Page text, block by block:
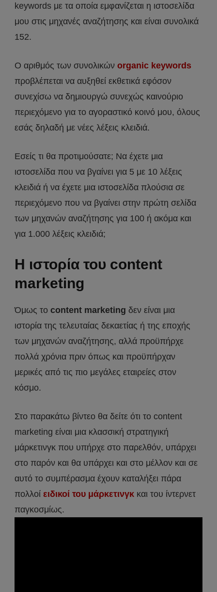
keywords με τα οποία εμφανίζεται η ιστοσελίδα
μου στις μηχανές αναζήτησης και είναι συνολικά
152.
Ο αριθμός των συνολικών organic keywords
προβλέπεται να αυξηθεί εκθετικά εφόσον
συνεχίσω να δημιουργώ συνεχώς καινούριο
περιεχόμενο για το αγοραστικό κοινό μου, όλους
εσάς δηλαδή με νέες λέξεις κλειδιά.
Εσείς τι θα προτιμούσατε; Να έχετε μια
ιστοσελίδα που να βγαίνει για 5 με 10 λέξεις
κλειδιά ή να έχετε μια ιστοσελίδα πλούσια σε
περιεχόμενο που να βγαίνει στην πρώτη σελίδα
των μηχανών αναζήτησης για 100 ή ακόμα και
για 1.000 λέξεις κλειδιά;
Η ιστορία του content
marketing
Όμως το content marketing δεν είναι μια
ιστορία της τελευταίας δεκαετίας ή της εποχής
των μηχανών αναζήτησης, αλλά προϋπήρχε
πολλά χρόνια πριν όπως και προϋπήρχαν
μερικές από τις πιο μεγάλες εταιρείες στον
κόσμο.
Στο παρακάτω βίντεο θα δείτε ότι το content
marketing είναι μια κλασσική στρατηγική
μάρκετινγκ που υπήρχε στο παρελθόν, υπάρχει
στο παρόν και θα υπάρχει και στο μέλλον και σε
αυτό το συμπέρασμα έχουν καταλήξει πάρα
πολλοί ειδικοί του μάρκετινγκ και του ίντερνετ
παγκοσμίως.